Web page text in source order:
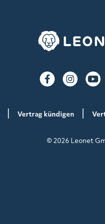
Vertrag kündigen
© 2026 Leonet